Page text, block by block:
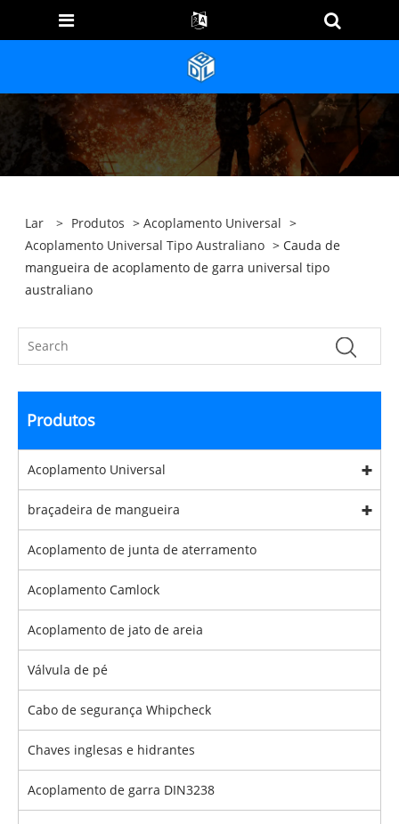
Lar > Produtos >Acoplamento Universal >
Acoplamento Universal Tipo Australiano > Cauda de
mangueira de acoplamento de garra universal tipo
australiano
Produtos
Acoplamento Universal
braçadeira de mangueira
Acoplamento de junta de aterramento
Acoplamento Camlock
Acoplamento de jato de areia
Válvula de pé
Cabo de segurança Whipcheck
Chaves inglesas e hidrantes
Acoplamento de garra DIN3238